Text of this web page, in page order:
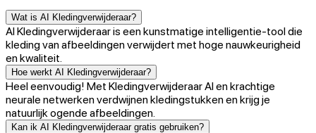
Wat is AI Kledingverwijderaar?
AI Kledingverwijderaar is een kunstmatige intelligentie-tool die
kleding van afbeeldingen verwijdert met hoge nauwkeurigheid
en kwaliteit.
Hoe werkt AI Kledingverwijderaar?
Heel eenvoudig! Met Kledingverwijderaar AI en krachtige
neurale netwerken verdwijnen kledingstukken en krijg je
natuurlijk ogende afbeeldingen.
Kan ik AI Kledingverwijderaar gratis gebruiken?